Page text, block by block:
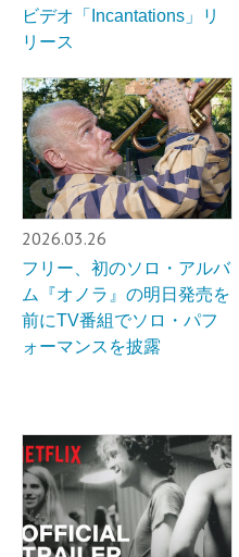
ビデオ「Incantations」リ
リース
2026.03.26
フリー、初のソロ・アルバ
ム『オノラ』の明日発売を
前にTV番組でソロ・パフ
ォーマンスを披露